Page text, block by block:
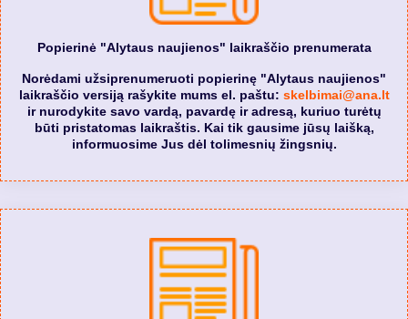
Popierinė "Alytaus naujienos" laikraščio prenumerata
Norėdami užsiprenumeruoti popierinę "Alytaus naujienos"
laikraščio versiją rašykite mums el. paštu: skelbimai@ana.lt
ir nurodykite savo vardą, pavardę ir adresą, kuriuo turėtų
būti pristatomas laikraštis. Kai tik gausime jūsų laišką,
informuosime Jus dėl tolimesnių žingsnių.